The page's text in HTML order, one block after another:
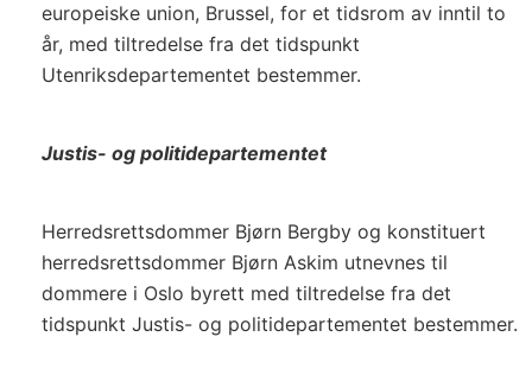
europeiske union, Brussel, for et tidsrom av inntil to
år, med tiltredelse fra det tidspunkt
Utenriksdepartementet bestemmer.
Justis- og politidepartementet
Herredsrettsdommer Bjørn Bergby og konstituert
herredsrettsdommer Bjørn Askim utnevnes til
dommere i Oslo byrett med tiltredelse fra det
tidspunkt Justis- og politidepartementet bestemmer.